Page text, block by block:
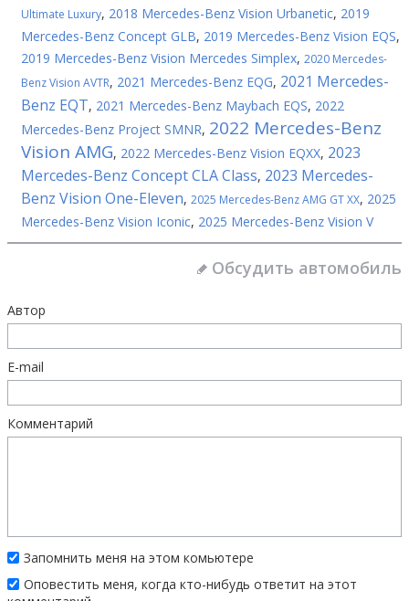
Ultimate Luxury, 2018 Mercedes-Benz Vision Urbanetic, 2019
Mercedes-Benz Concept GLB, 2019 Mercedes-Benz Vision EQS,
2019 Mercedes-Benz Vision Mercedes Simplex, 2020 Mercedes-
Benz Vision AVTR, 2021 Mercedes-Benz EQG, 2021 Mercedes-
Benz EQT, 2021 Mercedes-Benz Maybach EQS, 2022
Mercedes-Benz Project SMNR, 2022 Mercedes-Benz
Vision AMG, 2022 Mercedes-Benz Vision EQXX, 2023
Mercedes-Benz Concept CLA Class, 2023 Mercedes-
Benz Vision One-Eleven, 2025 Mercedes-Benz AMG GT XX, 2025
Mercedes-Benz Vision Iconic, 2025 Mercedes-Benz Vision V
Обсудить автомобиль
Автор
E-mail
Комментарий
Запомнить меня на этом комьютере
Оповестить меня, когда кто-нибудь ответит на этот